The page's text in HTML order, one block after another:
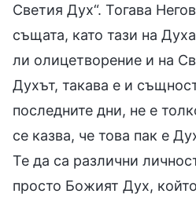
Светия Дух“. Тогава
същата, като тази на
ли олицетворение и на
Духът, такава е и
последните дни, не е
се казва, че това пак е
Те да са различни
просто Божият Дух,